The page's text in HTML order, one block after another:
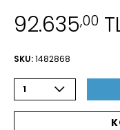
92.635,00
SKU:1482868
1